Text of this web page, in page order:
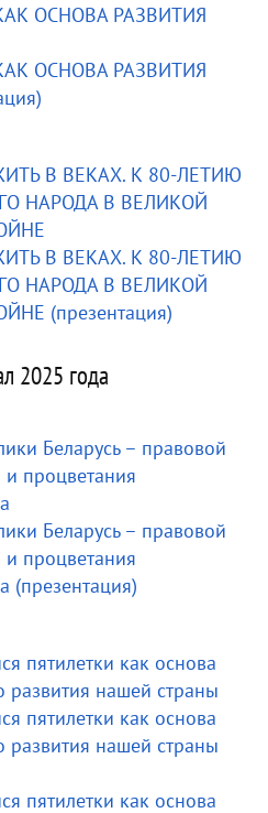
ОСНОВА РАЗВИТИЯ
ОСНОВА РАЗВИТИЯ
В ВЕКАХ. К 80-ЛЕТИЮ
НАРОДА В ВЕЛИКОЙ
В ВЕКАХ. К 80-ЛЕТИЮ
НАРОДА В ВЕЛИКОЙ
(презентация)
2025 года
Беларусь – правовой
процветания
Беларусь – правовой
процветания
(презентация)
пятилетки как основа
развития нашей страны
пятилетки как основа
развития нашей страны
пятилетки как основа